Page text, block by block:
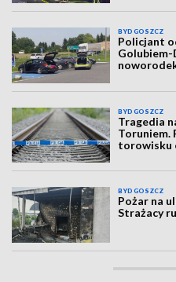
BYDGOSZCZ
Policjant
Golubiem-
BYDGOSZCZ
Tragedia
Toruniem.
torowisku
BYDGOSZCZ
Pożar na
Strażacy